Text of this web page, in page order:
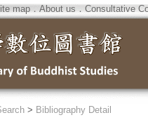
map．About us ． Consultative
> Bibliography Detail